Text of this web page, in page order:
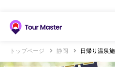
トップページ 静岡 日帰り温泉